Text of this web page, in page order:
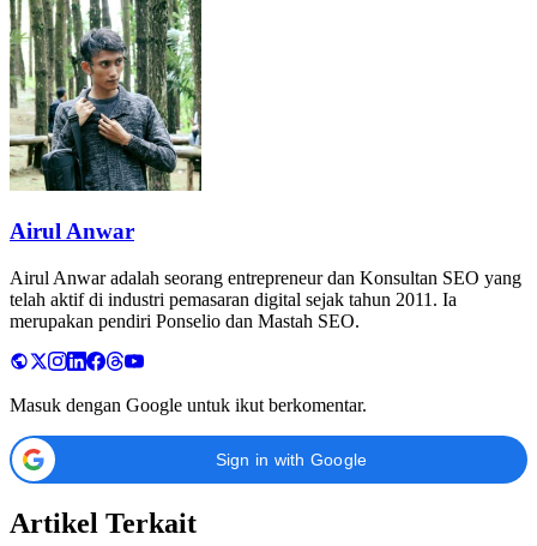
Airul Anwar
Airul Anwar adalah seorang entrepreneur dan Konsultan SEO yang
telah aktif di industri pemasaran digital sejak tahun 2011. Ia
merupakan pendiri Ponselio dan Mastah SEO.
Masuk dengan Google untuk ikut berkomentar.
Sign in with Google
Artikel Terkait